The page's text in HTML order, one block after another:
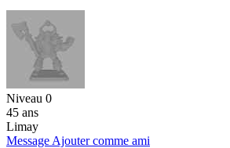
Niveau 0
45 ans
Limay
Message Ajouter comme ami